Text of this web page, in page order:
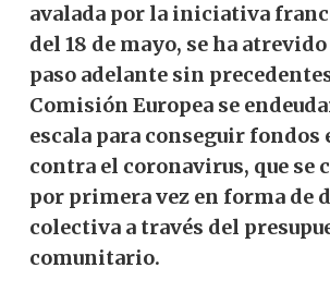
avalada por la iniciativa
del 18 de mayo, se ha atrevido
paso adelante sin
Comisión Europea se
escala para conseguir fondos
contra el coronavirus, que se
por primera vez en forma de
colectiva a través del
comunitario.